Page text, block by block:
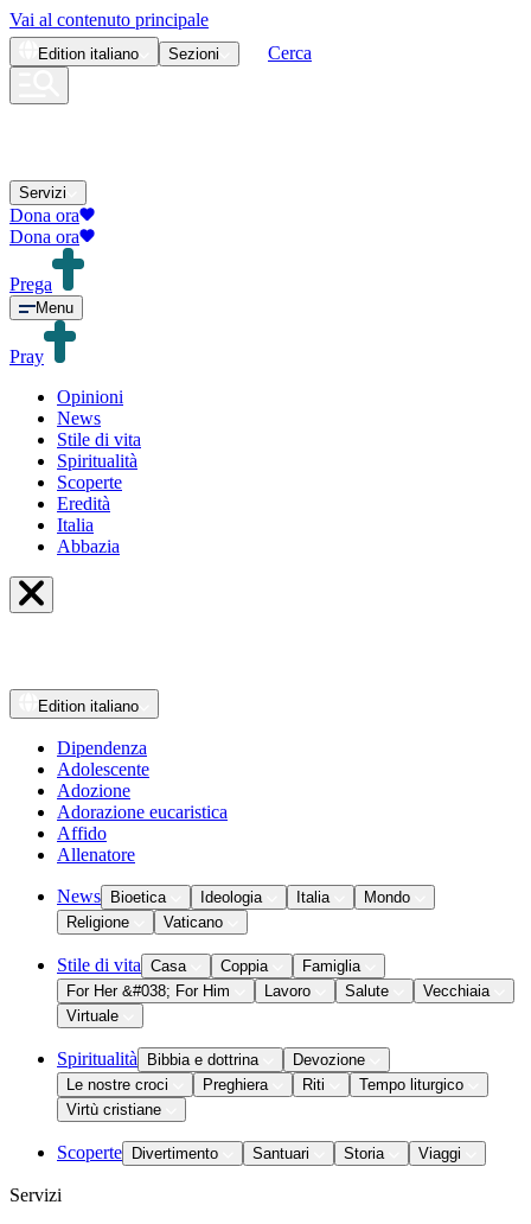
Vai al contenuto principale
Edition italiano Sezioni Cerca
Servizi
Dona ora
Dona ora
Prega
Menu
Pray
Opinioni
News
Stile di vita
Spiritualità
Scoperte
Eredità
Italia
Abbazia
Edition italiano
Dipendenza
Adolescente
Adozione
Adorazione eucaristica
Affido
Allenatore
News Bioetica Ideologia Italia
Mondo
Religione
Vaticano
Stile di vita Casa Coppia
Famiglia
For Her &#038; For Him
Lavoro Salute
Vecchiaia
Virtuale
Spiritualità Bibbia e dottrina
Devozione
Le nostre croci
Preghiera Riti
Tempo liturgico
Virtù cristiane
Scoperte Divertimento Santuari Storia Viaggi
Servizi